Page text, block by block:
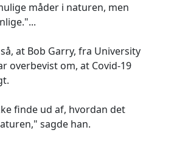
måder i naturen, men
at Bob Garry, fra University
overbevist om, at Covid-19
finde ud af, hvordan det
sagde han.